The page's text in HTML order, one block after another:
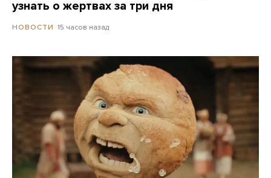
узнать о жертвах за три дня
НОВОСТИ 15 часов назад